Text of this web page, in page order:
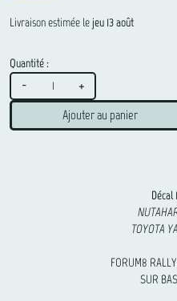
Livraison estimée le jeu 13 août
Quantité :
- +
Ajouter au panier
Décal
TOYOTA
FORUM8
SUR